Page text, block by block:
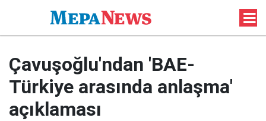
Çavuşoğlu'ndan 'BAE-
Türkiye arasında anlaşma'
açıklaması